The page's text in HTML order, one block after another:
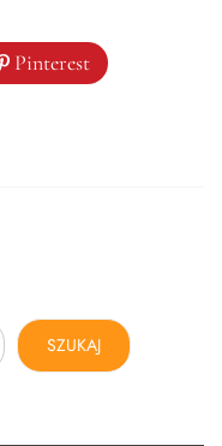
Pinterest
SZUKAJ